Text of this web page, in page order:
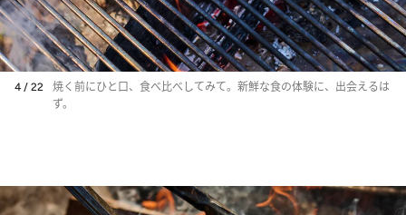
4 / 22
焼く前にひと口、食べ比べしてみて。新鮮な食の体験に、出会えるは
ず。